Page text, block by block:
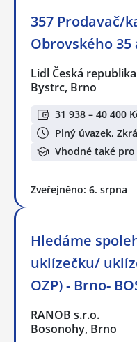
357 Prodavač/
Obrovského 35
Lidl Česká
Bystrc, Brno
31 938 – 40 400
Plný úvazek,
Vhodné také
Zveřejněno: 6. srpna
Hledáme
uklízečku/
OZP) - Brno-
RANOB s.r.o.
Bosonohy, Brno